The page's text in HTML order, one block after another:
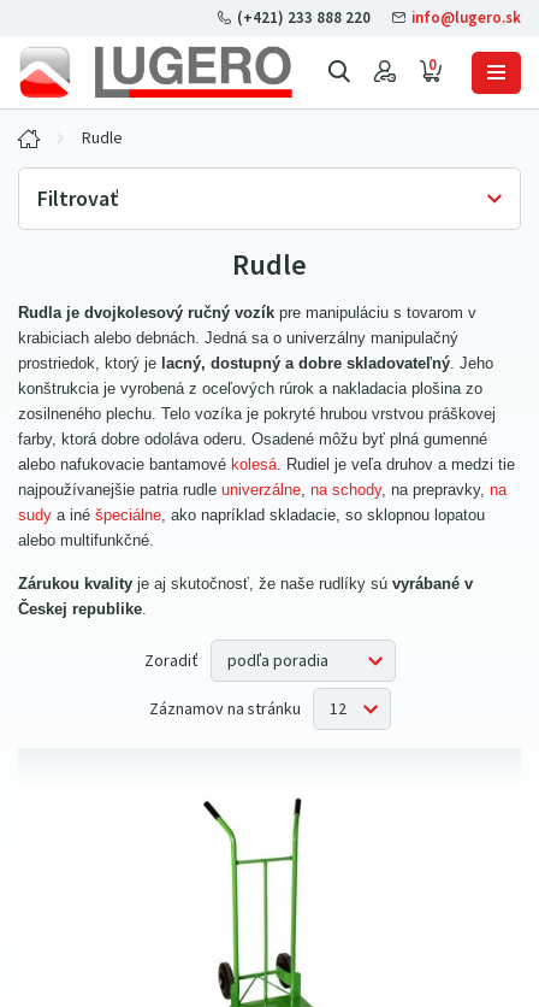
0
(+421) 233 888 220 info@lugero.sk
Rudle
Filtrovať
Iba skladom (16)
Cena bez DPH
Nosnosť
200 kg (6)
250 kg(3)
300 kg (4)
350 kg (3)
Ložiská
guličkové
(1)
ihličkové(7)
Rudle
Rudla je dvojkolesový ručný vozík pre manipuláciu s tovarom v
krabiciach alebo debnách. Jedná sa o univerzálny manipulačný
prostriedok, ktorý je lacný, dostupný a dobre skladovateľný. Jeho
konštrukcia je vyrobená z oceľových rúrok a nakladacia plošina zo
zosilneného plechu. Telo vozíka je pokryté hrubou vrstvou práškovej
farby, ktorá dobre odoláva oderu. Osadené môžu byť plná gumenné
alebo nafukovacie bantamové kolesá. Rudiel je veľa druhov a medzi tie
najpoužívanejšie patria rudle univerzálne, na schody, na prepravky, na
sudy a iné špeciálne, ako napríklad skladacie, so sklopnou lopatou
alebo multifunkčné.
Zárukou kvality je aj skutočnosť, že naše rudlíky sú vyrábané v
Českej republike.
Zoradiť
Záznamov na stránku